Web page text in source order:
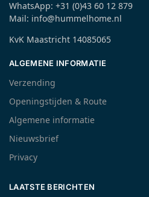
WhatsApp: +31 (0)43 60 12 879
Mail: info@hummelhome.nl
KvK Maastricht 14085065
ALGEMENE INFORMATIE
Verzending
Openingstijden & Route
Algemene informatie
Nieuwsbrief
Privacy
LAATSTE BERICHTEN